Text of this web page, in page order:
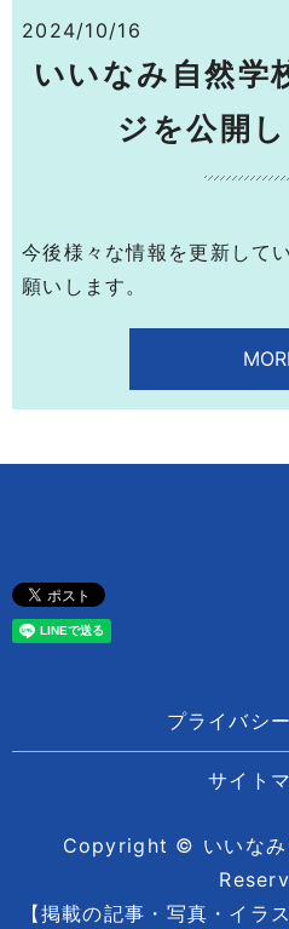
2024/10/16
いいなみ自然学
ジを公開し
今後様々な情報を更新して
願いします。
プライバシ
サイト
Copyright © いいな
【掲載の記事・写真・イラ